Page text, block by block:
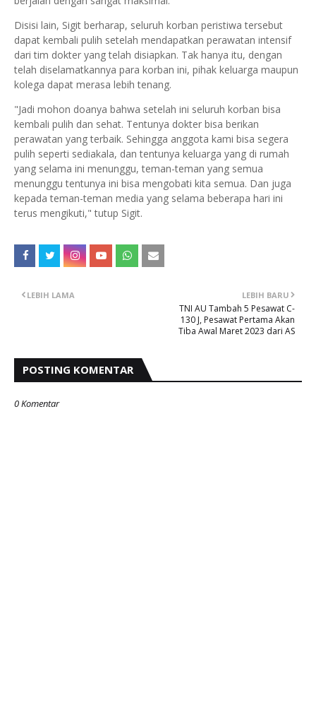
Disisi lain, Sigit berharap, seluruh korban peristiwa tersebut
dapat kembali pulih setelah mendapatkan perawatan intensif
dari tim dokter yang telah disiapkan. Tak hanya itu, dengan
telah diselamatkannya para korban ini, pihak keluarga maupun
kolega dapat merasa lebih tenang.
"Jadi mohon doanya bahwa setelah ini seluruh korban bisa
kembali pulih dan sehat. Tentunya dokter bisa berikan
perawatan yang terbaik. Sehingga anggota kami bisa segera
pulih seperti sediakala, dan tentunya keluarga yang di rumah
yang selama ini menunggu, teman-teman yang semua
menunggu tentunya ini bisa mengobati kita semua. Dan juga
kepada teman-teman media yang selama beberapa hari ini
terus mengikuti," tutup Sigit.
LEBIH BARU
TNI AU Tambah 5 Pesawat C-
130 J, Pesawat Pertama Akan
Tiba Awal Maret 2023 dari AS
LEBIH LAMA
POSTING KOMENTAR
0 Komentar